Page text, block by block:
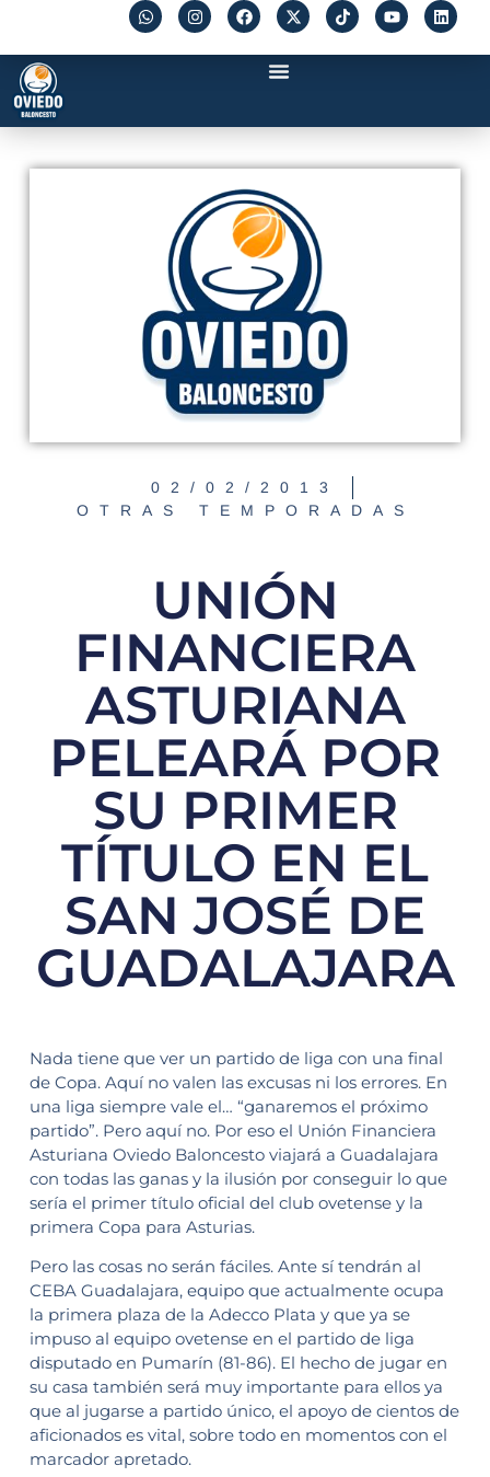
02/02/2013
OTRAS TEMPORADAS
UNIÓN
FINANCIERA
ASTURIANA
PELEARÁ POR
SU PRIMER
TÍTULO EN EL
SAN JOSÉ DE
GUADALAJARA
Nada tiene que ver un partido de liga con una final
de Copa. Aquí no valen las excusas ni los errores. En
una liga siempre vale el… “ganaremos el próximo
partido”. Pero aquí no. Por eso el Unión Financiera
Asturiana Oviedo Baloncesto viajará a Guadalajara
con todas las ganas y la ilusión por conseguir lo que
sería el primer título oficial del club ovetense y la
primera Copa para Asturias.
Pero las cosas no serán fáciles. Ante sí tendrán al
CEBA Guadalajara, equipo que actualmente ocupa
la primera plaza de la Adecco Plata y que ya se
impuso al equipo ovetense en el partido de liga
disputado en Pumarín (81-86). El hecho de jugar en
su casa también será muy importante para ellos ya
que al jugarse a partido único, el apoyo de cientos de
aficionados es vital, sobre todo en momentos con el
marcador apretado.